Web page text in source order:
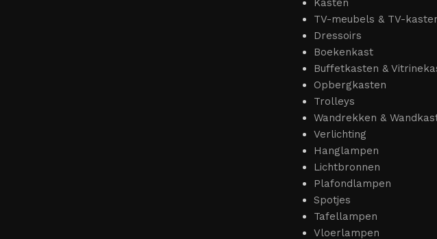
TV-meubels & TV-
Dressoirs
Boekenkast
Buffetkasten &
Opbergkasten
Trolleys
Wandrekken &
Verlichting
Hanglampen
Lichtbronnen
Plafondlampen
Spotjes
Tafellampen
Vloerlampen